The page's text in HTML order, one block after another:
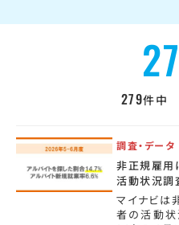
279件中
調査・データ
非正規雇用
活動状況調
マイナビは
者の活動状